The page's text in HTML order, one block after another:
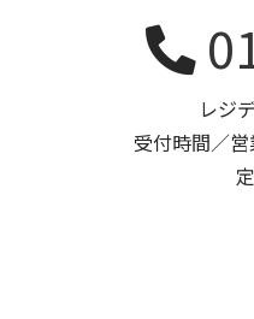
レジ
受付時間／営